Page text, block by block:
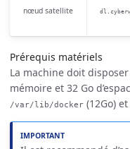
nœud satellite
Prérequis matériels
La machine doit
mémoire et 32 Go
/var/lib/docker (12Go)